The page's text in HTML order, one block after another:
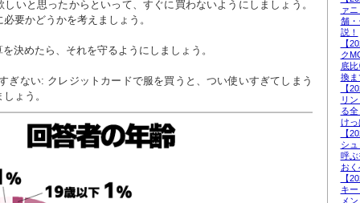
要かどうかを考えましょう。
決めたら、それを守るようにしましょう。
ょう。
ァ
舗
説！
【
ク
底
換ま
【
リ
る
けっ
【
シ
呼
お
【
キ
メ